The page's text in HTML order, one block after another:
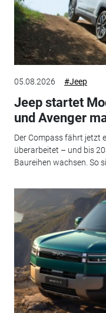
05.08.2026 #Jeep
Jeep startet
und Avenger
Der Compass fährt jetzt
überarbeitet – und bis
Baureihen wachsen. So